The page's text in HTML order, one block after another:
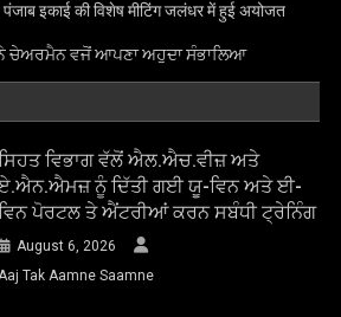
पंजाब इकाई की विशेष मीटिंग जलंधर में हुई अयोजत
ਚੇਅਰਮੈਨ ਵਜੋਂ ਆਪਣਾ ਅਹੁਦਾ ਸੰਭਾਲਿਆ
ਵਿਭਾਗ ਵੱਲੋਂ ਐਲ.ਐਚ.ਵੀਜ਼ ਅਤੇ
ਨੂੰ ਦਿੱਤੀ ਗਈ ਯੂ-ਵਿਨ ਅਤੇ ਈ-
ਪੋਰਟਲ ਤੇ ਐਂਟਰੀਆਂ ਕਰਨ ਸਬੰਧੀ ਟ੍ਰੇਨਿੰਗ
August 6, 2026
Tak Aamne Saamne